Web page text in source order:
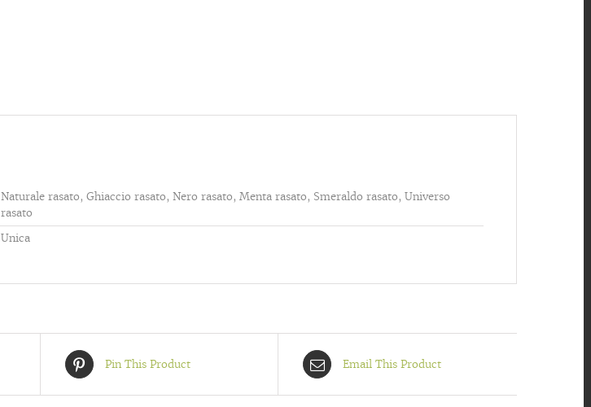
Naturale rasato, Ghiaccio rasato, Nero rasato, Menta rasato, Smeraldo rasato, Universo
rasato
Unica
Pin This Product Email This Product